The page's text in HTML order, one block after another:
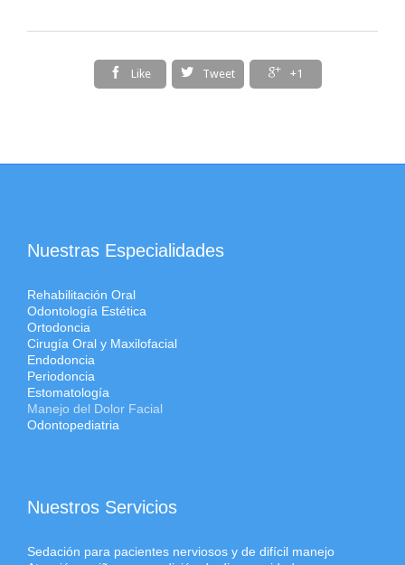
 Like  Tweet  +1
Nuestras Especialidades
Rehabilitación Oral
Odontología Estética
Ortodoncia
Cirugía Oral y Maxilofacial
Endodoncia
Periodoncia
Estomatología
Manejo del Dolor Facial
Odontopediatria
Nuestros Servicios
Sedación para pacientes nerviosos y de difícil manejo